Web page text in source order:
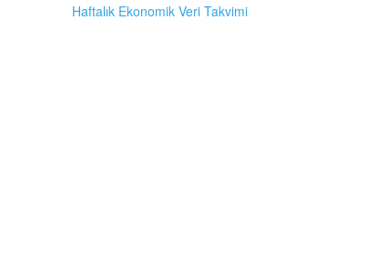
Haftalık Ekonomik Veri Takvimi